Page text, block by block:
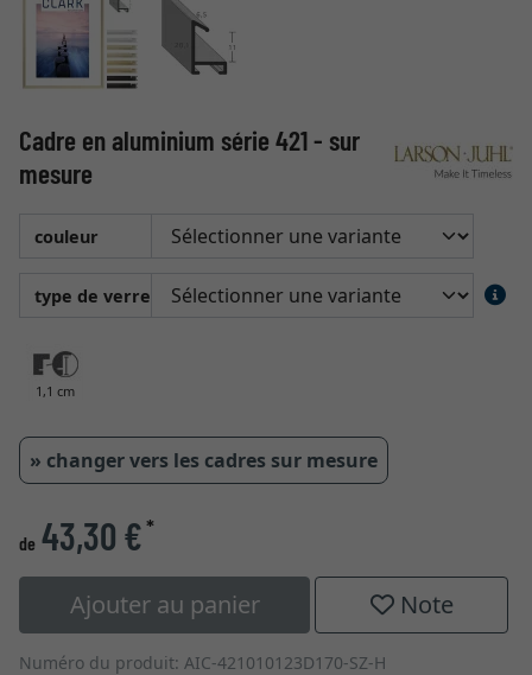
Cadre en aluminium série 421 - sur
mesure
couleur
type de verre
1,1 cm
» changer vers les cadres sur mesure
de 43,30 €*
Ajouter au panier Note
Numéro du produit: AIC-421010123D170-SZ-H